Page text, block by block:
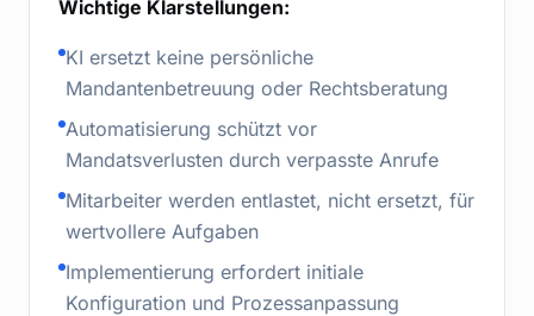
Wichtige Klarstellungen:
KI ersetzt keine persönliche
Mandantenbetreuung oder Rechtsberatung
Automatisierung schützt vor
Mandatsverlusten durch verpasste Anrufe
Mitarbeiter werden entlastet, nicht ersetzt, für
wertvollere Aufgaben
Implementierung erfordert initiale
Konfiguration und Prozessanpassung